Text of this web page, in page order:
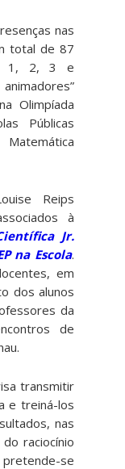
nas
total de 87
1, 2, 3 e
Olimpíada
Públicas
Reips
à
Jr.
na Escola.
em
dos alunos
da
de
transmitir
e treiná-los
nas
raciocínio
se